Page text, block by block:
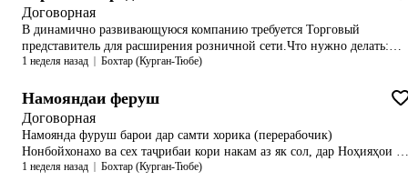
коргарон : 2 📞 Барои маълумоти бештар: 905 03 87 03 Кордиҳанда
Менеджер: 177 10 0303
Договорная
В динамично развивающуюся компанию требуется Торговый
представитель для расширения розничной сети.Что нужно делать:—
Активные продажи товара на закрепленной территории;— Поиск
задолженности;— Выезд по точкам согласно маршруту (личный авто
приветствуется).Мы предлагаем:— Оклад + % от личных продаж +
бонусы за план;— Официальное оформление по ТК;—
Корпоративный мобильный телефон, дорожные расходы;— Обучение
и поддержка на старте;— Стабильные выплаты 2 раза в
месяц.Требования:— Опыт в активных продажах от 1 года;— Знание
1 неделя назад Бохтар (Курган-Тюбе)
Намояндаи фeруш
Договорная
Намоянда фуруш барои дар самти хорика (перерабочик)
Нонбойхонахо ва сех таҷрибаи кори накам аз як сол, дар Ноҳияҳои ва
Шаҳрҳои вилояти хатлон, Муроҷият аз соатҳои 08,00 то 18,00
1 неделя назад Бохтар (Курган-Тюбе)